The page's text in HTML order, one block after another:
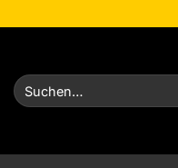
Suchen
nach: